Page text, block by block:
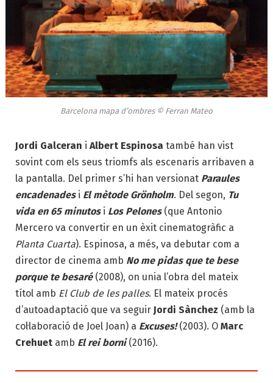
Barcelona mapa d’ombres © Ferran Mateo
Jordi Galceran i Albert Espinosa també han vist
sovint com els seus triomfs als escenaris arribaven a
la pantalla. Del primer s’hi han versionat Paraules
encadenades i El mètode Grönholm. Del segon, Tu
vida en 65 minutos i Los Pelones (que Antonio
Mercero va convertir en un èxit cinematogràfic a
Planta Cuarta). Espinosa, a més, va debutar com a
director de cinema amb No me pidas que te bese
porque te besaré(2008), on unia l’obra del mateix
títol amb El Club de les palles. El mateix procés
d’autoadaptació que va seguir Jordi Sànchez (amb la
col·laboració de Joel Joan) a Excuses! (2003). O Marc
Crehuet amb El rei borni (2016).